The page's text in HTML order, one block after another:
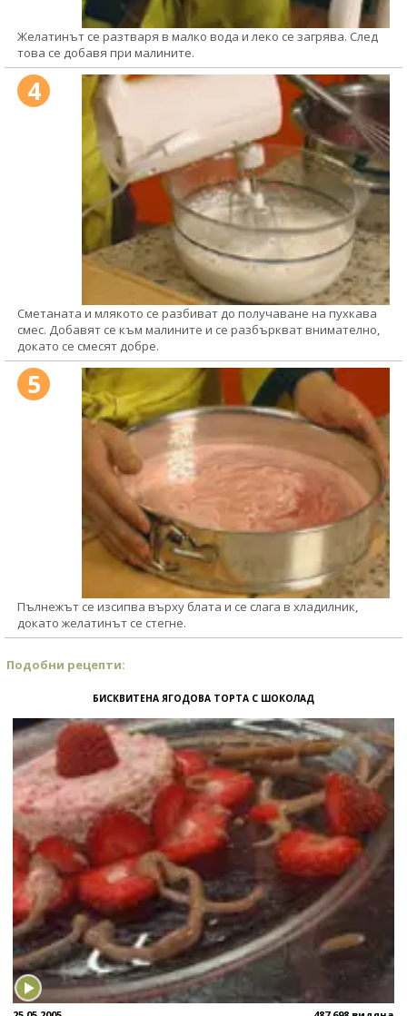
Желатинът се разтваря в малко вода и леко се загрява. След
това се добавя при малините.
4
Сметаната и млякото се разбиват до получаване на пухкава
смес. Добавят се към малините и се разбъркват внимателно,
докато се смесят добре.
5
Пълнежът се изсипва върху блата и се слага в хладилник,
докато желатинът се стегне.
Подобни рецепти:
БИСКВИТЕНА ЯГОДОВА ТОРТА С ШОКОЛАД